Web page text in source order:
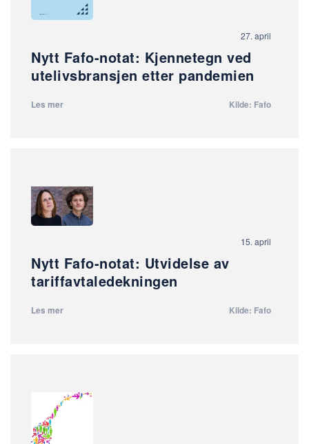
27. april
Nytt Fafo-notat: Kjennetegn ved
utelivsbransjen etter pandemien
Les mer Kilde: Fafo
15. april
Nytt Fafo-notat: Utvidelse av
tariffavtaledekningen
Les mer Kilde: Fafo